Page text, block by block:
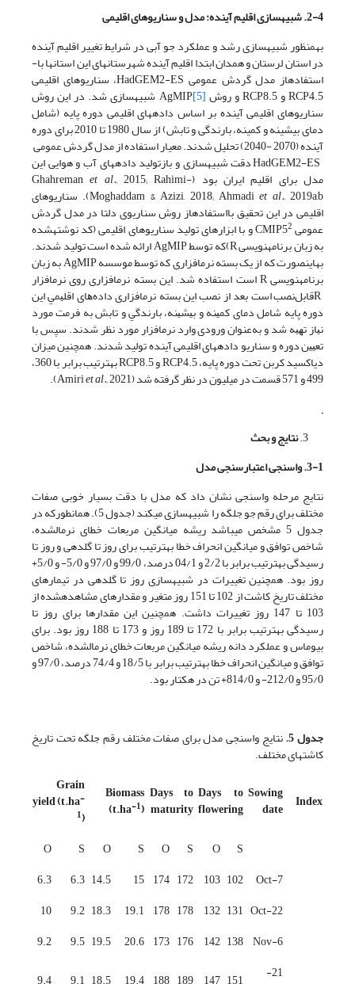
2-4. شبیه
سازی اقلیم آینده: مدل و سناریوهای اقلیمی
به­منظور شبیه­سازی رشد و عملکرد جو آبی در شرایط تغییر اقلیم آینده
در استان لرستان و همدان ابتدا اقلیم آینده شهرستان­های این استان­ها با­
استفاده­از مدل گردش عمومی HadGEM2-ES، سناریوهای اقلیمی
RCP4.5و RCP8.5 و روش AgMIP [5] شبیه­سازی شد. در این روش
سناریوهای اقلیمی آینده بر اساس داده­های اقلیمی دوره پایه (شامل
دمای بیشینه و کمینه، بارندگی و تابش) از سال 1980 تا 2010 برای دوره
آینده (2070 -2040) تحلیل شدند. معیار استفاده از مدل گردش عمومی
HadGEM2-ES دقت شبیه­سازی و باز­تولید داده­های آب و هوایی این
مدل برای اقلیم ایران بود (Ghahreman et al.,2015; Rahimi-
Moghaddam & Azizi, 2018; Ahmadiet al., 2019a,b). سناریوهای
اقلیمی در این تحقیق با­استفاده­از روش سناریوی دلتا در مدل گردش
عمومی CMIP5 2 و با ابزارهای تولید سناریوهای اقلیمی (کد نوشته­شده
به زبان برنامه­نویسی R)که توسط AgMIP ارائه شده است تولید شدند.
به­این­صورت که از یک بسته نرم­افزاری که توسط موسسه AgMIP به زبان
برنامه­نویسی R اﺳﺖ اﺳﺘﻔﺎده شد. اﻳﻦ ﺑﺴﺘﻪ ﻧﺮم­اﻓﺰاری روی ﻧﺮم­اﻓﺰار
Rﻗﺎﺑﻞﻧﺼﺐ اﺳﺖ ﺑﻌﺪ از ﻧﺼﺐ اﻳﻦ ﺑﺴته نرم­اﻓﺰاری داده­ﻫﺎی اﻗﻠﻴﻤﻲ این
دوره ﭘﺎﻳﻪ ﺷﺎﻣﻞ دﻣﺎی ﻛﻤﻴﻨﻪ و ﺑﻴﺸﻴﻨﻪ، ﺑﺎرﻧﺪﮔﻲ و ﺗﺎﺑﺶ ﺑﻪ ﻓﺮﻣﺖ ﻣﻮرد
ﻧﻴﺎز ﺗﻬﻴﻪ شد و ﺑﻪﻋﻨﻮان ورودی وارد ﻧﺮم­اﻓﺰار ﻣﻮرد ﻧﻈﺮ شدند. ﺳﭙﺲ ﺑﺎ
ﺗﻌﻴﻴﻦ دوره و ﺳﻨﺎرﻳﻮ داده­های اقلیمی آینده تولید شدند. همچنین میزان
دی­اکسید کربن تحت دوره پایه، RCP4.5 و RCP8.5 به­ترتیب برابر با 360،
499 و 571 قسمت در میلیون در نظر گرفته شد (Amiri et al.,2021).
نتایج و بحث
3-1. واسنجی اعتبارسنجی مدل
نتایج مرحله واسنجی نشان داد که مدل با دقت بسیار خوبی صفات
مختلف برای رقم جو جلگه را شبیه­سازی می­کند (جدول 5). همان­طور­که در
جدول 5 مشخص می­باشد ریشه میانگین مربعات خطای نرمال­شده،
شاخص توافق و میانگین انحراف خطا به­ترتیب برای روز تا گلدهی و روز تا
رسیدگی به­ترتیب برابر با 2/2 و 04/1 درصد، 99/0 و 97/0 و 5/0- و 5/0+
روز بود. همچنین تغییرات در شبیه­سازی روز تا گلدهی در تیمارهای
مختلف تاریخ کاشت از 102 تا 151 روز متغیر و مقدارهای مشاهده­شده از
103 تا 147 روز تغییرات داشت. همچنین این مقدارها برای روز تا
رسیدگی به­ترتیب برابر با 172 تا 189 روز و 173 تا 188 روز بود. برای
بیوماس و عملکرد دانه ریشه میانگین مربعات خطای نرمال­شده، شاخص
توافق و میانگین انحراف خطا به­ترتیب برابر با 18/5 و 74/4 درصد، 97/0 و
95/0 و 212/0- و 814/0+ تن در هکتار بود.
جدول 5 .نتایج واسنجی مدل برای صفات مختلف رقم جلگه تحت تاریخ
کاشت­های مختلف.
Index
Sowing
date
Days to
flowering
Days to
maturity
Biomass
(t.ha-1)
Grain
yield (t.ha-
1)
S
O
S
O
S
O
S
O
7-Oct
102
103
172
174
15
14.5
6.3
6.3
22-Oct
131
132
178
178
19.1
18.3
9.2
10
6-Nov
138
142
176
173
20.6
19.5
9.5
9.2
21-